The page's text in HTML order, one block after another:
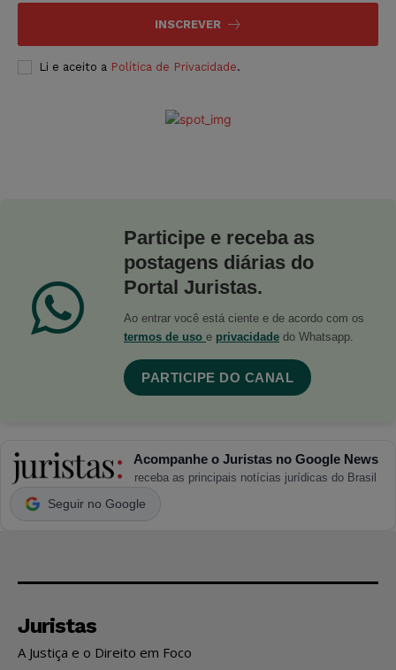
INSCREVER
Li e aceito a Política de Privacidade.
Participe e receba as
postagens diárias do
Portal Juristas.
Ao entrar você está ciente e de acordo com os
termos de uso e privacidade do Whatsapp.
PARTICIPE DO CANAL
Acompanhe o Juristas no Google News
receba as principais notícias jurídicas do Brasil
Seguir no Google
Juristas
A Justiça e o Direito em Foco